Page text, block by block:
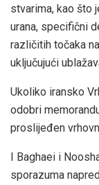
stvarima, kao što
urana, specifični
različitih točaka
uključujući
Ukoliko iransko
odobri
proslijeđen
I Baghaei i
sporazuma